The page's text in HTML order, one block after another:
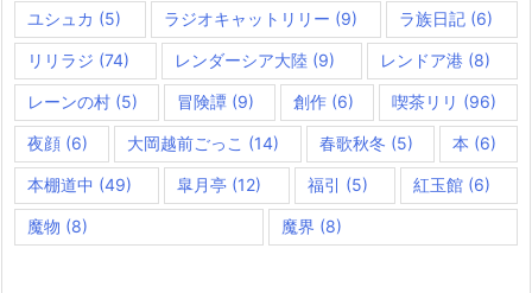
ユシュカ (5) ラジオキャットリリー (9) ラ族日記 (6)
リリラジ (74) レンダーシア大陸 (9) レンドア港 (8)
レーンの村 (5) 冒険譚(9) 創作(6) 喫茶リリ (96)
夜顔 (6) 大岡越前ごっこ (14) 春歌秋冬 (5) 本 (6)
本棚道中 (49) 皐月亭 (12) 福引 (5) 紅玉館(6)
魔物 (8) 魔界 (8)